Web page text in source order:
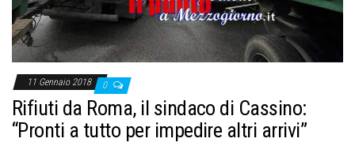
11 Gennaio 2018 0
Rifiuti da Roma, il sindaco di Cassino:
“Pronti a tutto per impedire altri arrivi”